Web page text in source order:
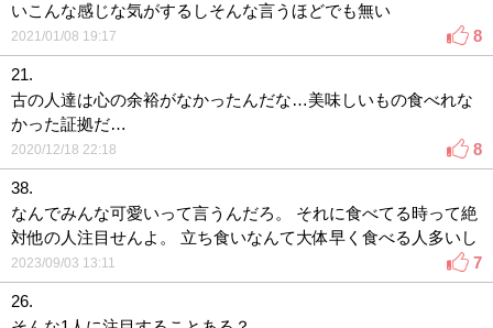
いこんな感じな気がするしそんな言うほどでも無い
2021/01/08 19:17 8
21.
古の人達は心の余裕がなかったんだな…美味しいもの食べれな
かった証拠だ…
2020/12/18 22:18 8
38.
なんでみんな可愛いって言うんだろ。 それに食べてる時って絶
対他の人注目せんよ。 立ち食いなんて大体早く食べる人多いし
2023/09/03 13:11 7
26.